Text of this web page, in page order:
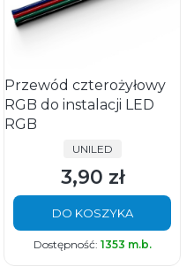
Przewód czterożyłowy
RGB do instalacji LED
RGB
PRODUCENT
UNILED
Cena
3,90 zł
DO KOSZYKA
Dostępność: 1353 m.b.